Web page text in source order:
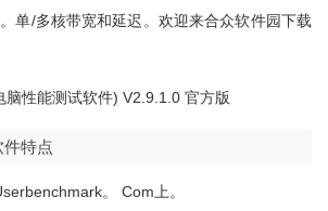
单/多核带宽和延迟。欢迎来合众软件园下载
特点
。 Com上。